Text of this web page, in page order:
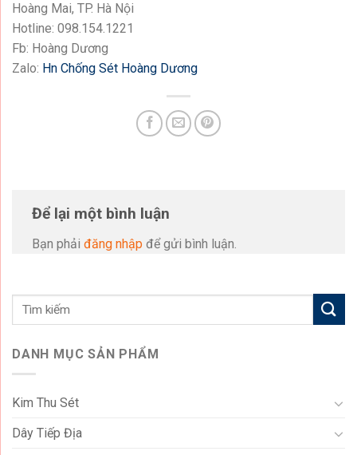
Hoàng Mai, TP. Hà Nội
Hotline: 098.154.1221
Fb: Hoàng Dương
Zalo: Hn Chống Sét Hoàng Dương
Để lại một bình luận
Bạn phải đăng nhập để gửi bình luận.
DANH MỤC SẢN PHẨM
Kim Thu Sét
Dây Tiếp Địa